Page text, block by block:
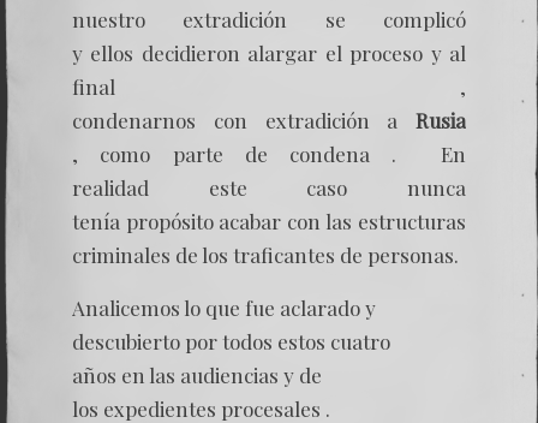
nuestro extradición se complicó
y ellos decidieron alargar el proceso y al
final ,
condenarnos con extradición a Rusia
, como parte de condena . En
realidad este caso nunca
tenía propósito acabar con las estructuras
criminales de los traficantes de personas.
Analicemos lo que fue aclarado y
descubierto por todos estos cuatro
años en las audiencias y de
los expedientes procesales .